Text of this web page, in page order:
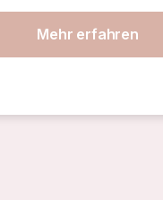
Mehr erfahren